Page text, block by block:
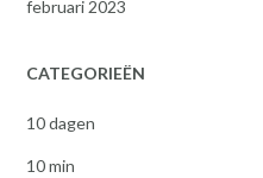
februari 2023
CATEGORIEËN
10 dagen
10 min